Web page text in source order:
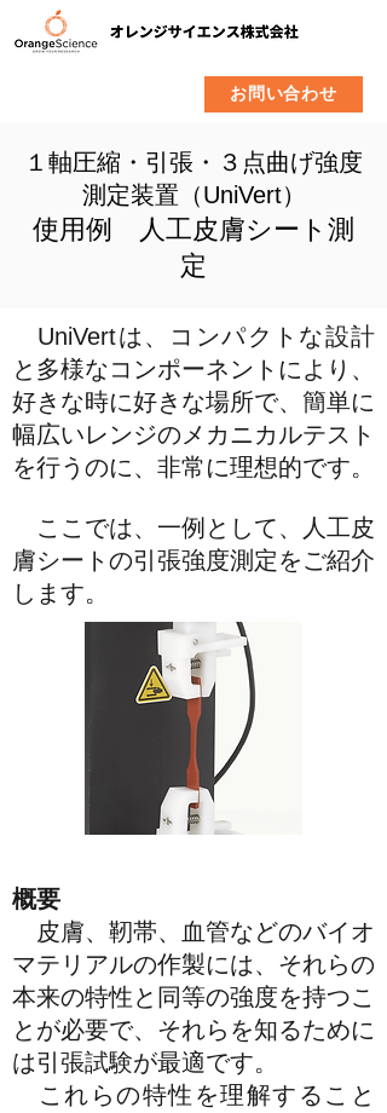
お問い合わせ
１軸圧縮・引張・３点曲げ強度
測定装置（UniVert）
​​使用例 人工皮膚シート 測
定
UniVertは、コンパクトな設計
と多様なコンポーネントにより、
好きな時に好きな場所で、簡単に
幅広いレンジのメカニカルテスト
を行うのに、非常に理想的です。
ここでは、一例として、人工皮
膚シートの引張強度測定をご紹介
します。
概要
皮膚、靭帯、血管などのバイオ
マテリアルの作製には、それらの
本来の特性と同等の強度を持つこ
とが必要で、それらを知るために
は引張試験が最適です。
これらの特性を理解すること